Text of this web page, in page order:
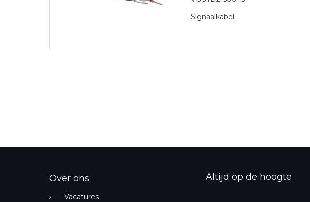
Signaalkabel
Over ons
Vacatures
Altijd op de hoogte